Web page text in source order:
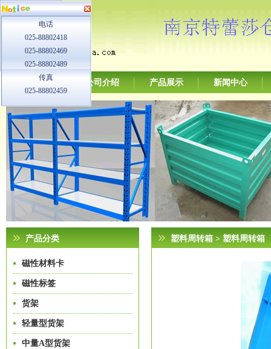
网站首页 公司介绍 产品展示 新闻中心
产品分类
磁性材料卡
磁性标签
货架
轻量型货架
中量A型货架
塑料周转箱 > 塑料周转箱
电话
025-88802418
025-88802469
025-88802489
传真
025-88802459